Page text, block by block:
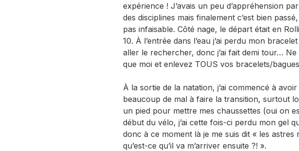
expérience ! J’avais un peu d’appréhension
des disciplines mais finalement c’est bien
pas infaisable. Côté nage, le départ était en
10. À l’entrée dans l’eau j’ai perdu mon
aller le rechercher, donc j’ai fait demi tour…
que moi et enlevez TOUS vos bracelets/
À la sortie de la natation, j’ai commencé à
beaucoup de mal à faire la transition, surtout
un pied pour mettre mes chaussettes (oui on
début du vélo, j’ai cette fois-ci perdu mon gel
donc à ce moment là je me suis dit « les astres
qu’est-ce qu’il va m’arriver ensuite ?! ».